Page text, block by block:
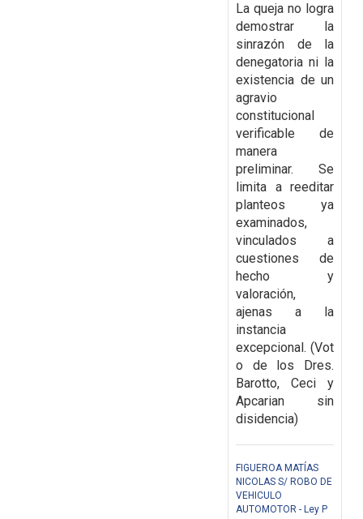
La queja no logra
demostrar la
sinrazón de la
denegatoria ni la
existencia de un
agravio
constitucional
verificable de
manera
preliminar. Se
limita a reeditar
planteos ya
examinados,
vinculados a
cuestiones de
hecho y
valoración,
ajenas a la
instancia
excepcional. (Vot
o de los Dres.
Barotto, Ceci y
Apcarian sin
disidencia)
FIGUEROA MATÍAS
NICOLAS S/ ROBO DE
VEHICULO
AUTOMOTOR - Ley P